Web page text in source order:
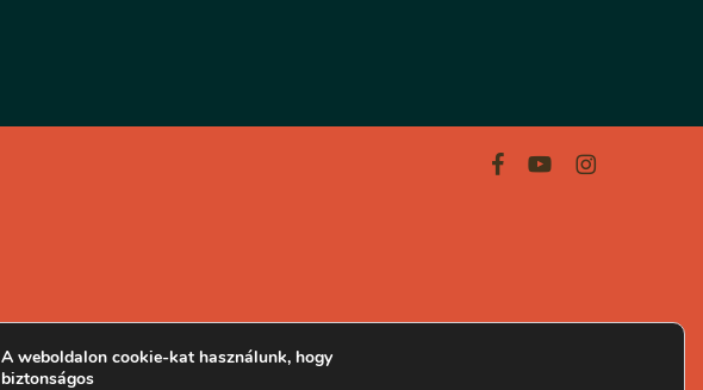
facebookyoutubeinstagram
A weboldalon cookie-kat használunk, hogy
biztonságos